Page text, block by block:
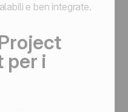
e ben integrate.
per i